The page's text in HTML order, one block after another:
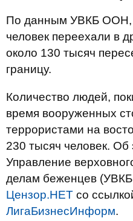
По данным УВКБ ООН,
человек переехали в
около 130 тысяч
границу.
Количество людей,
время вооруженных
террористами на
230 тысяч человек.
Управление
делам беженцев
Цензор.НЕТ со
ЛигаБизнесИнформ.